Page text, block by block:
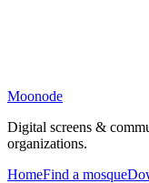
Moonode
Digital screens &
organizations.
HomeFind a mosque